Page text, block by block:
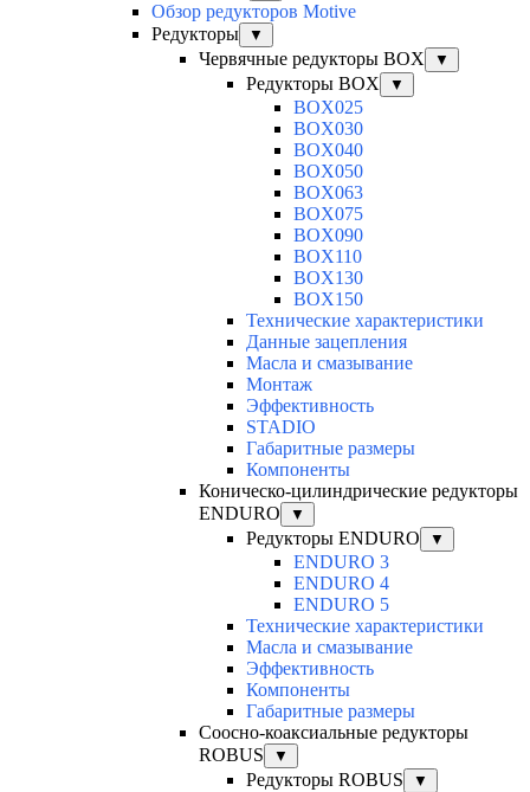
Обзор редукторов Motive
Редукторы
▼
Червячные редукторы BOX ▼
Редукторы BOX ▼
BOX025
BOX030
BOX040
BOX050
BOX063
BOX075
BOX090
BOX110
BOX130
BOX150
Технические характеристики
Данные зацепления
Масла и смазывание
Монтаж
Эффективность
STADIO
Габаритные размеры
Компоненты
Коническо-цилиндрические редукторы
ENDURO
▼
Редукторы ENDURO ▼
ENDURO 3
ENDURO 4
ENDURO 5
Технические характеристики
Масла и смазывание
Эффективность
Компоненты
Габаритные размеры
Соосно-коаксиальные редукторы
ROBUS
▼
Редукторы ROBUS ▼